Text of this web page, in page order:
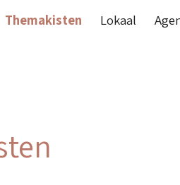
Skip to navigation
Themakisten Lokaal